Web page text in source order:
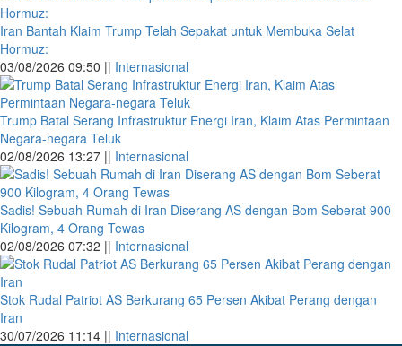
Iran Bantah Klaim Trump Telah Sepakat untuk Membuka Selat
Hormuz:
03/08/2026 09:50 || Internasional
Trump Batal Serang Infrastruktur Energi Iran, Klaim Atas Permintaan
Negara-negara Teluk
02/08/2026 13:27 || Internasional
Sadis! Sebuah Rumah di Iran Diserang AS dengan Bom Seberat 900
Kilogram, 4 Orang Tewas
02/08/2026 07:32 || Internasional
Stok Rudal Patriot AS Berkurang 65 Persen Akibat Perang dengan
Iran
30/07/2026 11:14 || Internasional